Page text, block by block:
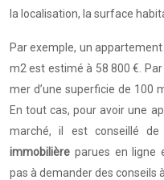
la localisation, la surface
Par exemple, un
m2 est estimé à 58 800 €.
mer d’une superficie de 100
En tout cas, pour avoir une
marché, il est conseillé
immobilière parues en ligne
pas à demander des conseils